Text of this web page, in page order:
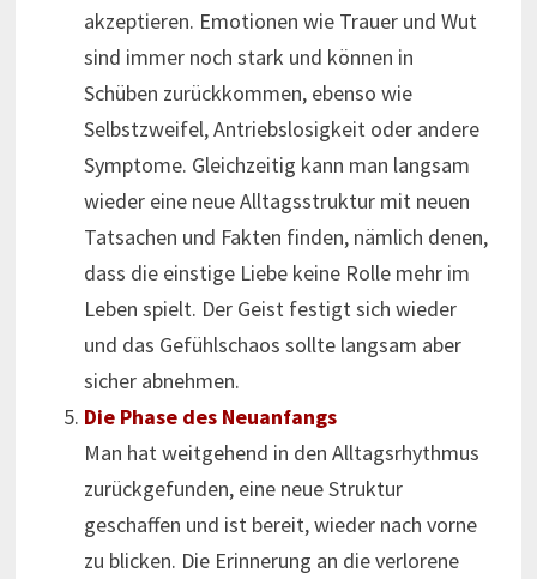
akzeptieren. Emotionen wie Trauer und Wut
sind immer noch stark und können in
Schüben zurückkommen, ebenso wie
Selbstzweifel, Antriebslosigkeit oder andere
Symptome. Gleichzeitig kann man langsam
wieder eine neue Alltagsstruktur mit neuen
Tatsachen und Fakten finden, nämlich denen,
dass die einstige Liebe keine Rolle mehr im
Leben spielt. Der Geist festigt sich wieder
und das Gefühlschaos sollte langsam aber
sicher abnehmen.
Die Phase des Neuanfangs
Man hat weitgehend in den Alltagsrhythmus
zurückgefunden, eine neue Struktur
geschaffen und ist bereit, wieder nach vorne
zu blicken. Die Erinnerung an die verlorene